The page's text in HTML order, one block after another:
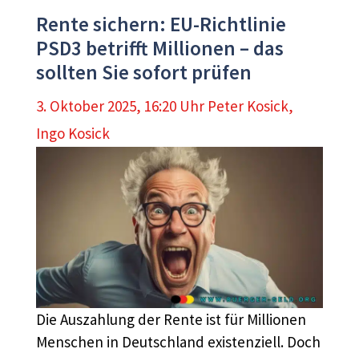
Rente sichern: EU-Richtlinie
PSD3 betrifft Millionen – das
sollten Sie sofort prüfen
3. Oktober 2025, 16:20 Uhr Peter Kosick,
Ingo Kosick
Die Auszahlung der Rente ist für Millionen
Menschen in Deutschland existenziell. Doch